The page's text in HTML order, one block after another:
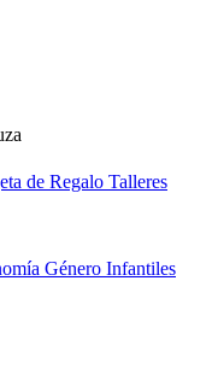
de Regalo Talleres
Género Infantiles